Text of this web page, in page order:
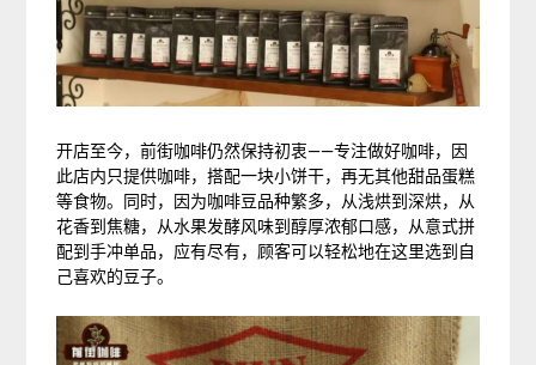
开店至今，前街咖啡仍然保持初衷——专注做好咖啡，因
此店内只提供咖啡，搭配一块小饼干，再无其他甜品蛋糕
等食物。同时，因为咖啡豆品种繁多，从浅烘到深烘，从
花香到焦糖，从水果发酵风味到醇厚浓郁口感，从意式拼
配到手冲单品，应有尽有，顾客可以轻松地在这里选到自
己喜欢的豆子。